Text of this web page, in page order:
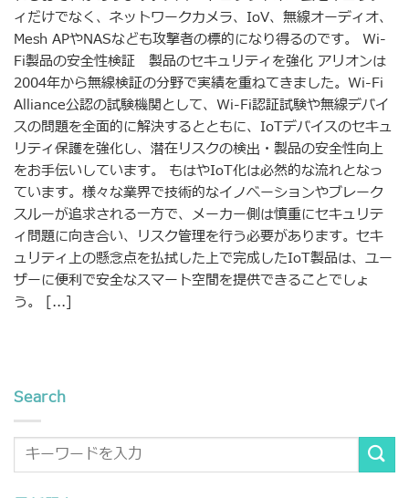
ィだけでなく、ネットワークカメラ、IoV、無線オーディオ、
Mesh APやNASなども攻撃者の標的になり得るのです。 Wi-
Fi製品の安全性検証 製品のセキュリティを強化 アリオンは
2004年から無線検証の分野で実績を重ねてきました。Wi-Fi
Alliance公認の試験機関として、Wi-Fi認証試験や無線デバイ
スの問題を全面的に解決するとともに、IoTデバイスのセキュ
リティ保護を強化し、潜在リスクの検出・製品の安全性向上
をお手伝いしています。 もはやIoT化は必然的な流れとなっ
ています。様々な業界で技術的なイノベーションやブレーク
スルーが追求される一方で、メーカー側は慎重にセキュリテ
ィ問題に向き合い、リスク管理を行う必要があります。セキ
ュリティ上の懸念点を払拭した上で完成したIoT製品は、ユー
ザーに便利で安全なスマート空間を提供できることでしょ
う。 [...]
Search